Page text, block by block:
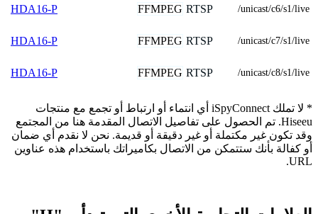
HDA16-P FFMPEG RTSP /unicast/c6/s1/live
HDA16-P FFMPEG RTSP /unicast/c7/s1/live
HDA16-P FFMPEG RTSP /unicast/c8/s1/live
* لا تملك iSpyConnect أي انتماء أو ارتباط أو تجمع مع منتجات
Hiseeu. تم الحصول على تفاصيل الاتصال المقدمة هنا من المجتمع
وقد تكون غير مكتملة أو غير دقيقة أو قديمة. نحن لا نقدم أي ضمان
أو كفالة بأنك ستتمكن من الاتصال بكاميراتك باستخدام هذه عناوين
URL.